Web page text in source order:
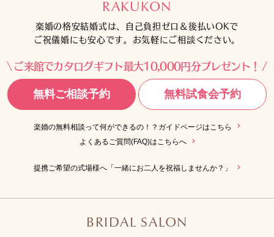
RAKUKON
楽婚の格安結婚式は、自己負担ゼロ＆後払いOKで
ご祝儀婚にも安心です。お気軽にご相談ください。
ご来館でカタログギフト最大10,000円分プレゼント！
無料ご相談予約 無料試食会予約
楽婚の無料相談って何ができるの！？ガイドページはこちら
よくあるご質問(FAQ)はこちらへ
提携ご希望の式場様へ「一緒にお二人を祝福しませんか？」
BRIDAL SALON